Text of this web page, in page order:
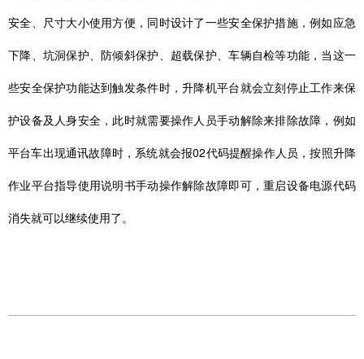
安全、尺寸大小使用方便，同时设计了一些安全保护措施，例如应急
下降、坑洞保护、防倾斜保护、超载保护、车辆自检等功能，当这一
些安全保护功能达到触发条件时，升降机平台就会立刻停止工作来保
护设备及人身安全，此时就需要操作人员手动解除来排除故障，例如
平台车出现通讯故障时，系统就会报02代码提醒操作人员，按照升降
作业平台指导使用说明书手动操作解除故障即可，重启设备电源代码
消失就可以继续使用了。